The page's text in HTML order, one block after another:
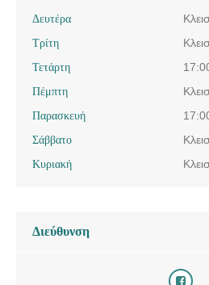
Δευτέρα
Τρίτη
Τετάρτη
Πέμπτη
Παρασκευή
Σάββατο
Κυριακή
Διεύθυνση